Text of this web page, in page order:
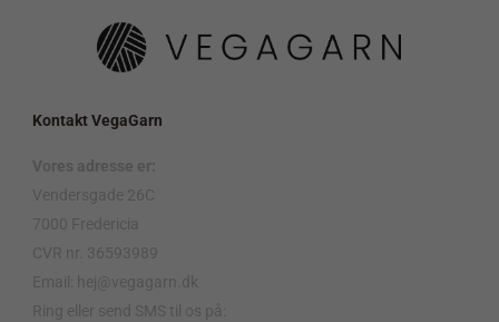
Kontakt VegaGarn
Vores adresse er:
Vendersgade 26C
7000 Fredericia
CVR nr. 36593989
Email: hej@vegagarn.dk
Ring eller send SMS til os på: